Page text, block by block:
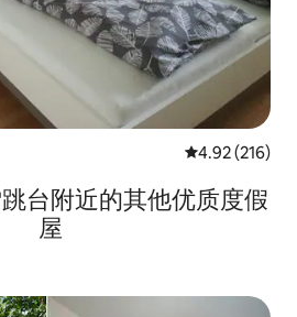
平均评分 4.92
4.92 (216)
台附近的其他优质度假
屋